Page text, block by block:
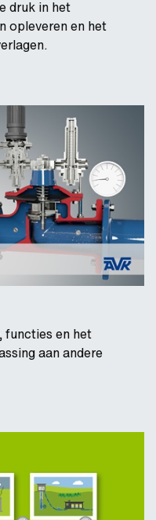
druk in het
opleveren en het
functies en het
aan andere